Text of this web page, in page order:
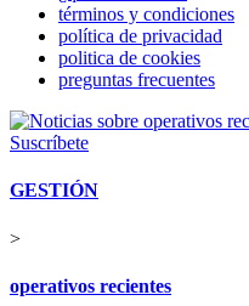
términos y condiciones
política de privacidad
politica de cookies
preguntas frecuentes
Suscríbete
GESTIÓN
>
operativos recientes